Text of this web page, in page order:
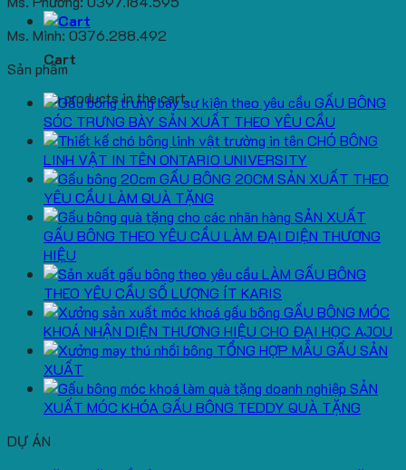
Cart
No products in the cart.
Ms. Minh: 0376.288.492
Sản phẩm
GẤU BÔNG
SÓC TRƯNG BÀY SẢN XUẤT THEO YÊU CẦU
CHÓ BÔNG
LINH VẬT IN TÊN ONTARIO UNIVERSITY
GẤU BÔNG 20CM SẢN XUẤT THEO
YÊU CẦU LÀM QUÀ TẶNG
SẢN XUẤT
GẤU BÔNG THEO YÊU CẦU LÀM ĐẠI DIỆN THƯƠNG
HIỆU
LÀM GẤU BÔNG
THEO YÊU CẦU SỐ LƯỢNG ÍT KARIS
GẤU BÔNG MÓC
KHOÁ NHẬN DIỆN THƯƠNG HIỆU CHO ĐẠI HỌC AJOU
TỔNG HỢP MẪU GẤU SẢN
XUẤT
SẢN
XUẤT MÓC KHÓA GẤU BÔNG TEDDY QUÀ TẶNG
DỰ ÁN